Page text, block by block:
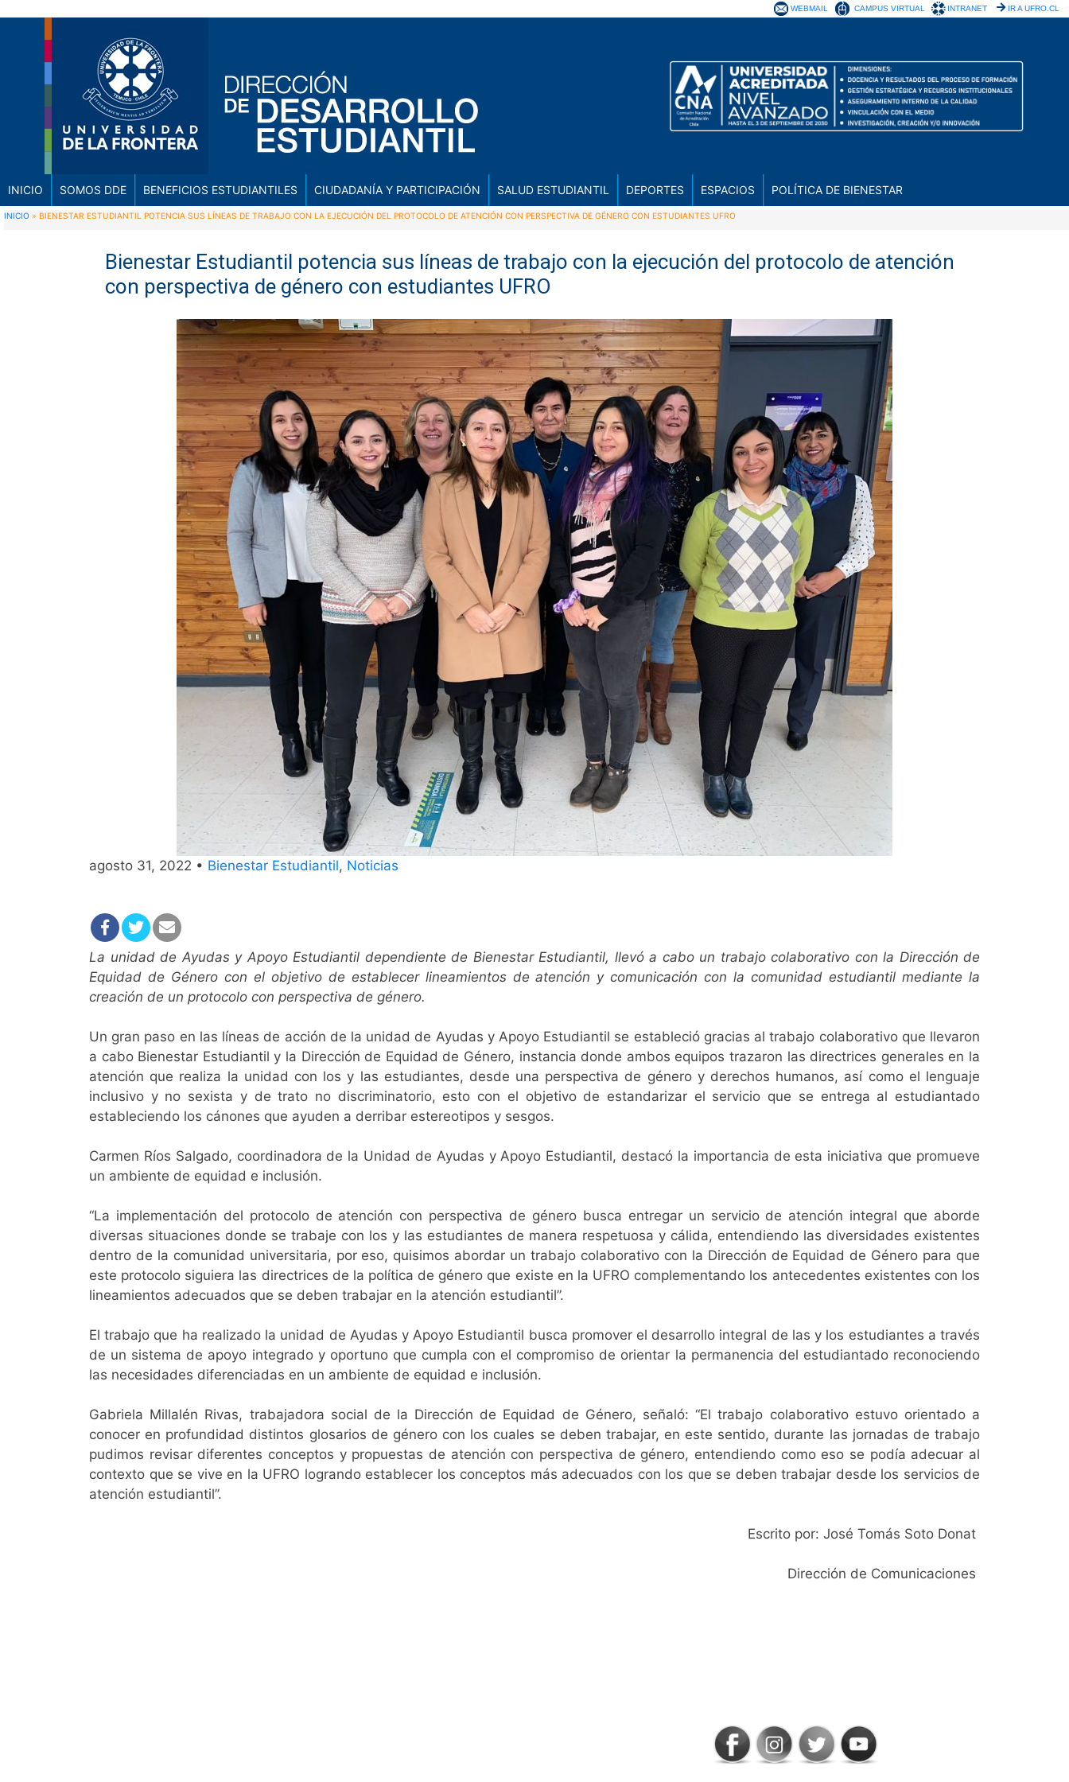
WEBMAIL CAMPUS VIRTUAL INTRANET IR A UFRO.CL
INICIO SOMOS DDE BENEFICIOS ESTUDIANTILES CIUDADANÍA Y PARTICIPACIÓN SALUD ESTUDIANTIL DEPORTES ESPACIOS POLÍTICA DE BIENESTAR
INICIO » BIENESTAR ESTUDIANTIL POTENCIA SUS LÍNEAS DE TRABAJO CON LA EJECUCIÓN DEL PROTOCOLO DE ATENCIÓN CON PERSPECTIVA DE GÉNERO CON ESTUDIANTES UFRO
Bienestar Estudiantil potencia sus líneas de trabajo con la ejecución del protocolo de atención
con perspectiva de género con estudiantes UFRO
agosto 31, 2022 • Bienestar Estudiantil, Noticias
La unidad de Ayudas y Apoyo Estudiantil dependiente de Bienestar Estudiantil, llevó a cabo un trabajo colaborativo con la Dirección de
Equidad de Género con el objetivo de establecer lineamientos de atención y comunicación con la comunidad estudiantil mediante la
creación de un protocolo con perspectiva de género.
Un gran paso en las líneas de acción de la unidad de Ayudas y Apoyo Estudiantil se estableció gracias al trabajo colaborativo que llevaron
a cabo Bienestar Estudiantil y la Dirección de Equidad de Género, instancia donde ambos equipos trazaron las directrices generales en la
atención que realiza la unidad con los y las estudiantes, desde una perspectiva de género y derechos humanos, así como el lenguaje
inclusivo y no sexista y de trato no discriminatorio, esto con el objetivo de estandarizar el servicio que se entrega al estudiantado
estableciendo los cánones que ayuden a derribar estereotipos y sesgos.
Carmen Ríos Salgado, coordinadora de la Unidad de Ayudas y Apoyo Estudiantil, destacó la importancia de esta iniciativa que promueve
un ambiente de equidad e inclusión.
“La implementación del protocolo de atención con perspectiva de género busca entregar un servicio de atención integral que aborde
diversas situaciones donde se trabaje con los y las estudiantes de manera respetuosa y cálida, entendiendo las diversidades existentes
dentro de la comunidad universitaria, por eso, quisimos abordar un trabajo colaborativo con la Dirección de Equidad de Género para que
este protocolo siguiera las directrices de la política de género que existe en la UFRO complementando los antecedentes existentes con los
lineamientos adecuados que se deben trabajar en la atención estudiantil”.
El trabajo que ha realizado la unidad de Ayudas y Apoyo Estudiantil busca promover el desarrollo integral de las y los estudiantes a través
de un sistema de apoyo integrado y oportuno que cumpla con el compromiso de orientar la permanencia del estudiantado reconociendo
las necesidades diferenciadas en un ambiente de equidad e inclusión.
Gabriela Millalén Rivas, trabajadora social de la Dirección de Equidad de Género, señaló:“El trabajo colaborativo estuvo orientado a
conocer en profundidad distintos glosarios de género con los cuales se deben trabajar, en este sentido, durante las jornadas de trabajo
pudimos revisar diferentes conceptos y propuestas de atención con perspectiva de género, entendiendo como eso se podía adecuar al
contexto que se vive en la UFRO logrando establecer los conceptos más adecuados con los que se deben trabajar desde los servicios de
atención estudiantil”.
Escrito por: José Tomás Soto Donat
Dirección de Comunicaciones